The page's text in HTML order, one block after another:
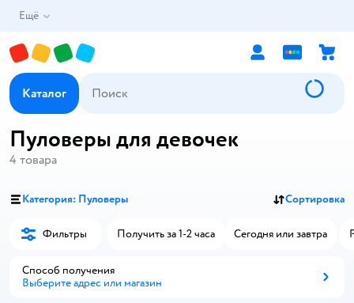
Ещё
Каталог
Пуловеры для девочек
4 товара
Категория: Пуловеры Сортировка
Фильтры Получить за 1-2 часа Сегодня или завтра
Способ получения
Выберите адрес или магазин